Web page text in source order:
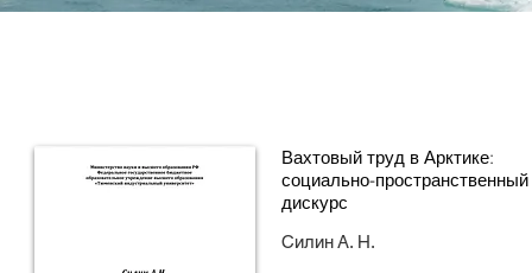
Вахтовый труд в Арктике:
социально-пространственный
дискурс
Силин А. Н.